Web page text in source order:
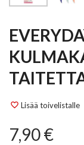
EVERYDAY EYE KASVO- JA
favorite_border Lisää toivelistalle
7,90 €